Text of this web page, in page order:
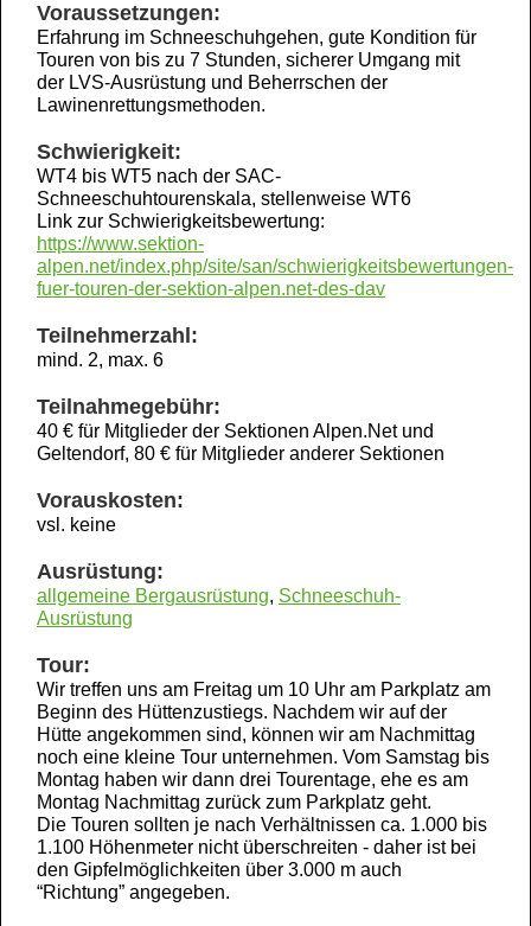
Voraussetzungen:
Erfahrung im Schneeschuhgehen, gute Kondition für
Touren von bis zu 7 Stunden, sicherer Umgang mit
der LVS-Ausrüstung und Beherrschen der
Lawinenrettungsmethoden.
Schwierigkeit:
WT4 bis WT5 nach der SAC-
Schneeschuhtourenskala, stellenweise WT6
Link zur Schwierigkeitsbewertung:
https://www.sektion-
alpen.net/index.php/site/san/schwierigkeitsbewertungen-
fuer-touren-der-sektion-alpen.net-des-dav
Teilnehmerzahl:
mind. 2, max. 6
Teilnahmegebühr:
40 € für Mitglieder der Sektionen Alpen.Net und
Geltendorf, 80 € für Mitglieder anderer Sektionen
Vorauskosten:
vsl. keine
Ausrüstung:
allgemeine Bergausrüstung, Schneeschuh-
Ausrüstung
Tour:
Wir treffen uns am Freitag um 10 Uhr am Parkplatz am
Beginn des Hüttenzustiegs. Nachdem wir auf der
Hütte angekommen sind, können wir am Nachmittag
noch eine kleine Tour unternehmen. Vom Samstag bis
Montag haben wir dann drei Tourentage, ehe es am
Montag Nachmittag zurück zum Parkplatz geht.
Die Touren sollten je nach Verhältnissen ca. 1.000 bis
1.100 Höhenmeter nicht überschreiten - daher ist bei
den Gipfelmöglichkeiten über 3.000 m auch
“Richtung” angegeben.